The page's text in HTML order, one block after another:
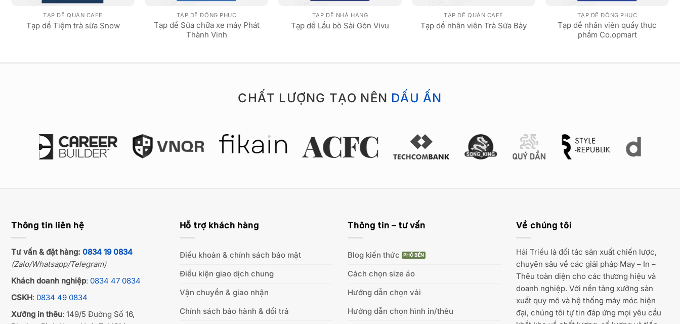
TẠP DỀ QUÁN CAFE
Tạp dề Tiệm trà sữa Snow
TẠP DỀ ĐỒNG PHỤC
Tạp dề Sửa chữa xe máy Phát
Thành Vinh
TẠP DỀ NHÀ HÀNG
Tạp dề Lẩu bò Sài Gòn Vivu
TẠP DỀ QUÁN CAFE
Tạp dề nhân viên Trà Sữa Bảy
TẠP DỀ ĐỒNG PHỤC
Tạp dề nhân viên quầy thực
phẩm Co.opmart
CHẤT LƯỢNG TẠO NÊN DẤU ẤN
Thông tin liên hệ
Tư vấn & đặt hàng: 0834 19 0834
(Zalo/Whatsapp/Telegram)
Khách doanh nghiệp: 0834 47 0834
CSKH: 0834 49 0834
Xưởng in thêu: 149/5 Đường Số 16,
Hỗ trợ khách hàng
Điều khoản & chính sách bảo mật
Điều kiện giao dịch chung
Vận chuyển & giao nhận
Chính sách bảo hành & đổi trả
Thông tin – tư vấn
Blog kiến thức
Cách chọn size áo
Hướng dẫn chọn vải
Hướng dẫn chọn hình in/thêu
Về chúng tôi
Hải Triều là đối tác sản xuất chiến lược,
chuyên sâu về các giải pháp May – In –
Thêu toàn diện cho các thương hiệu và
doanh nghiệp. Với nền tảng xưởng sản
xuất quy mô và hệ thống máy móc hiện
đại, chúng tôi tự tin đáp ứng mọi yêu cầu